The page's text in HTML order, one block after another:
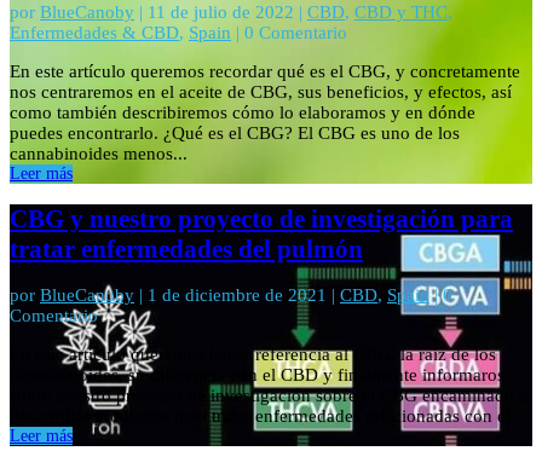
por BlueCanoby | 11 de julio de 2022 | CBD, CBD y THC,
Enfermedades & CBD, Spain | 0 Comentario
En este artículo queremos recordar qué es el CBG, y concretamente
nos centraremos en el aceite de CBG, sus beneficios, y efectos, así
como también describiremos cómo lo elaboramos y en dónde
puedes encontrarlo. ¿Qué es el CBG? El CBG es uno de los
cannabinoides menos...
Leer más
CBG y nuestro proyecto de investigación para
tratar enfermedades del pulmón
por BlueCanoby | 1 de diciembre de 2021 | CBD, Spain| 0
Comentario
En este artículo queremos hacer referencia al CBG, la raíz de los
cannabinoides, su diferencia con el CBD y finalmente informaros
sobre nuestro proyecto de investigación sobre el CBG encaminado a
desarrollar productos para tratar enfermedades relacionadas con el...
Leer más